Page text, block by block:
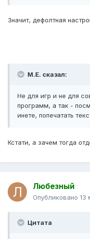
Значит, дефолтная
М.Е. сказал:
Не для игр и не для
программ, а так -
инете, попечатать
Кстати, а зачем тогда
Любезный
Опубликовано 13
Цитата